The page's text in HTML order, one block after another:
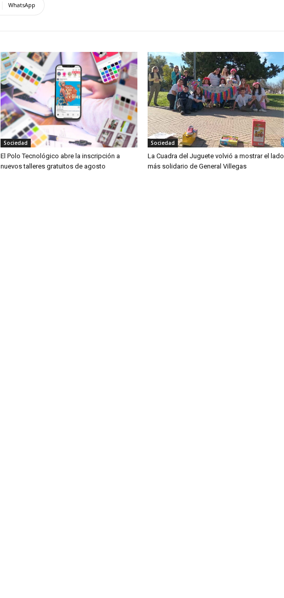
WhatsApp
Sociedad
El Polo Tecnológico abre la inscripción a
nuevos talleres gratuitos de agosto
Sociedad
La Cuadra del Juguete volvió a mostrar el lado
más solidario de General Villegas